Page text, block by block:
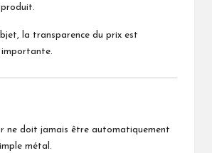
produit.
la transparence du prix est
ne doit jamais être automatiquement
métal.